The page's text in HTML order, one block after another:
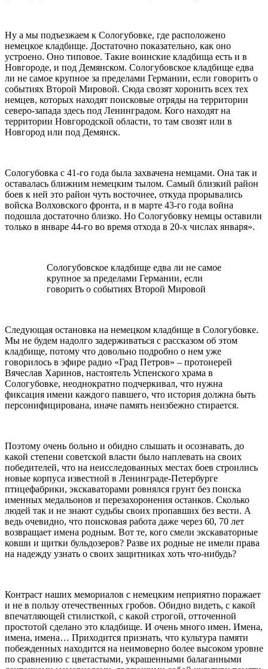
Ну а мы подъезжаем к Сологубовке, где расположено
немецкое кладбище. Достаточно показательно, как оно
устроено. Оно типовое. Такие воинские кладбища есть и в
Новгороде, и под Демянском. Сологубовское кладбище едва
ли не самое крупное за пределами Германии, если говорить о
событиях Второй Мировой. Сюда свозят хоронить всех тех
немцев, которых находят поисковые отряды на территории
северо-запада здесь под Ленинградом. Кого находят на
территории Новгородской области, то там свозят или в
Новгород или под Демянск.
Сологубовка с 41-го года была захвачена немцами. Она так и
оставалась ближним немецким тылом. Самый близкий район
боев к ней это район чуть восточнее, откуда прорывались
войска Волховского фронта, и в марте 43-го года война
подошла достаточно близко. Но Сологубовку немцы оставили
только в январе 44-го во время отхода в 20-х числах января».
Сологубовское кладбище едва ли не самое
крупное за пределами Германии, если
говорить о событиях Второй Мировой
Следующая остановка на немецком кладбище в Сологубовке.
Мы не будем надолго задерживаться с рассказом об этом
кладбище, потому что довольно подробно о нем уже
говорилось в эфире радио «Град Петров» – протоиерей
Вячеслав Харинов, настоятель Успенского храма в
Сологубовке, неоднократно подчеркивал, что нужна
фиксация имени каждого павшего, что история должна быть
персонифицирована, иначе память неизбежно стирается.
Поэтому очень больно и обидно слышать и осознавать, до
какой степени советской власти было наплевать на своих
победителей, что на неисследованных местах боев строились
новые корпуса известной в Ленинграде-Петербурге
птицефабрики, экскаваторами ровнялся грунт без поиска
именных медальонов и перезахоронения останков. Сколько
людей так и не знают судьбы своих пропавших без вести. А
ведь очевидно, что поисковая работа даже через 60, 70 лет
возвращает имена родным. Вот те, кого смели экскаваторные
ковши и щитки бульдозеров? Разве их родные не имели права
на надежду узнать о своих защитниках хоть что-нибудь?
Контраст наших мемориалов с немецким неприятно поражает
и не в пользу отечественных гробов. Обидно видеть, с какой
впечатляющей стилисткой, с какой строгой, отточенной
простотой сделано это кладбище. И очень много имен. Имена,
имена, имена… Приходится признать, что культура памяти
побежденных находится на неимоверно более высоком уровне
по сравнению с цветастыми, украшенными балаганными